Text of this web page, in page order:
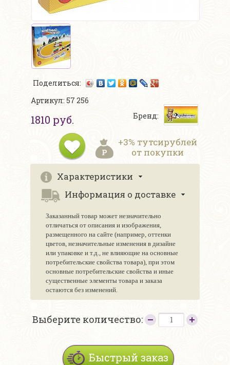
Поделиться:
Артикул: 57 256
1810 руб. Бренд:
+3% тутсирублей
от покупки
Характеристики
Информация о доставке
Заказанный товар может незначительно
отличаться от описания и изображения,
размещенного на сайте (например, оттенки
цветов, незначительные изменения в дизайне
или упаковке и т.д., не влияющие на основные
потребительские свойства товара), при этом
основные потребительские свойства и иные
существенные элементы товара и заказа
остаются без изменений.
Выберите количество:
Быстрый заказ